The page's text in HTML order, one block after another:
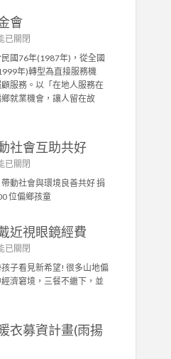
會
已關閉
國76年(1987年)，從全國
年)轉型為直接服務機
服務。以「在地人服務在
就業機會，讓人留在故
社會互助共好
已關閉
動社會與環境良善共好 捐
位偏鄉孩童
近視眼鏡經費
已關閉
子看見新希望! 很多山地偏
濟窘境，三餐不繼下，並
衣募資計畫(雨揚